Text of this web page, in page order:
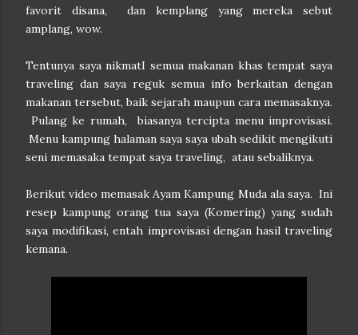
favorit disana, dan kemplang yang mereka sebut
amplang, wow.
Tentunya saya nikmatI semua makanan khas tempat saya
traveling dan saya reguk semua info berkaitan dengan
makanan tersebut, baik sejarah maupun cara memasaknya.
Pulang ke rumah, biasanya tercipta menu improvisasi.
Menu kampung halaman saya saya ubah sedikit mengikuti
seni memasaka tempat saya traveling, atau sebaliknya.
Berikut video memasak Ayam Kampung Muda ala saya. Ini
resep kampung orang tua saya (Komering) yang sudah
saya modifikasi, entah improvisasi dengan hasil traveling
kemana.